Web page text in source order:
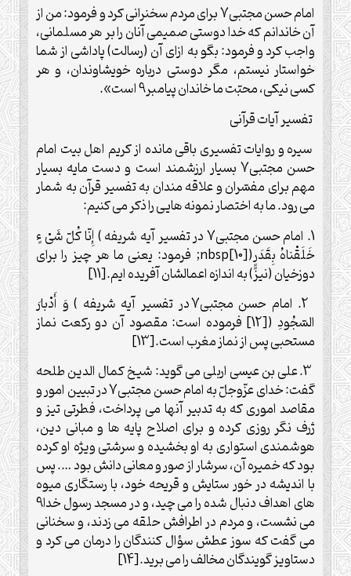
امام حسن مجتبی7 برای مردم سخنرانی کرد و فرمود: من از
آن خاندانم که خدا دوستی صمیمی آنان را بر هر مسلمانی،
واجب کرد و فرمود: بگو به ازای آن (رسالت) پاداشی از شما
خواستار نیستم، مگر دوستی درباره خویشاوندان، و هر
کسی نیکی، محبّت ما خاندان پیامبر9 است».
تفسیر آیات قرآنی
سیره و روایات تفسیری باقی مانده از کریم اهل بیت امام
حسن مجتبی7 بسیار ارزشمند است و دست مایه بسیار
مهم برای مفسّران و علاقه مندان به تفسیر قرآن به شمار
می رود. ما به اختصار نمونه هایی را ذکر می کنیم:
1. امام حسن مجتبی7 در تفسیر آیه شریفه ) إِنّا کُلّ شَیْ ءٍ
خَلَقْناهُ بِقَدَرٍٍ([10] nbsp; فرمود: یعنی ما هر چیز را برای
دوزخیان (نیز) به اندازه اعمالشان آفریده ایم.[11]
2. امام حسن مجتبی7 در تفسیر آیه شریفه ) وَ أَدْبارَ
السّجُودِ ([12] فرموده است: مقصود آن دو رکعت نماز
مستحبی پس از نماز مغرب است.[13]
3. علی بن عیسی اربلی می گوید: شیخ کمال الدین طلحه
گفت: خدای عزّوجلّ به امام حسن مجتبی7 در تبیین امور و
مقاصد اموری که به تدبیر آنها می پرداخت، فطرتی تیز و
ژرف نگر روزی کرده و برای اصلاح پایه ها و مبانی دین،
هوشمندی استواری به او بخشیده و سرشتی ویژه او کرده
بود که خمیره آن، سرشار از صور و معانی دانش بود …. پس
با اندیشه در خور ستایش و قریحه خود، با رستگاری میوه
های اهداف دنبال شده را می چید، و در مسجد رسول خدا9
می نشست، و مردم در اطرافش حلقه می زدند، و سخنانی
می گفت که سوز عطش سؤال کنندگان را درمان می کرد و
دستاویز گویندگان مخالف را می برید.[14]